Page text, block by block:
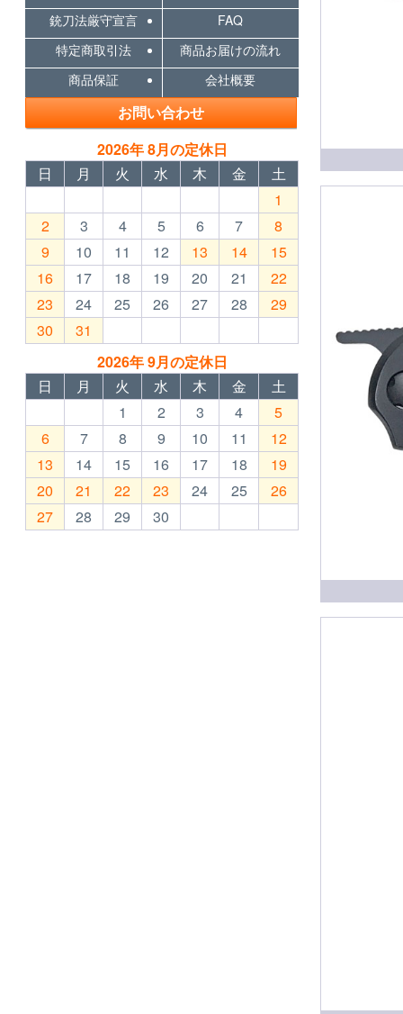
銃刀法厳守宣言
FAQ
特定商取引法
商品お届けの流れ
商品保証
会社概要
お問い合わせ
2026年 8月の定休日
日
月 火 水 木 金
土
1
2
3 4 5 6 7
8
9
10 11 12 13 14
15
16
17 18 19 20 21
22
23
24 25 26 27 28
29
30
31
2026年 9月の定休日
日
月 火 水 木 金
土
1
2 3 4
5
6
7 8 9 10 11
12
13
14 15 16 17 18
19
20
21 22 23 24 25
26
27
28 29 30